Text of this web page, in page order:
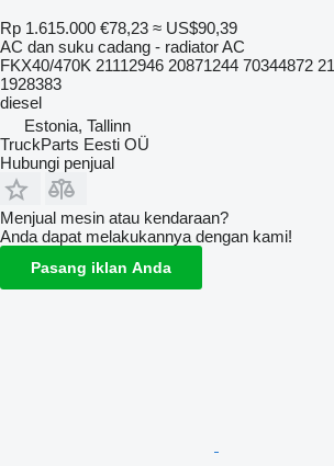
Rp 1.615.000 €78,23 ≈ US$90,39
AC dan suku cadang - radiator AC
FKX40/470K 21112946 20871244 70344872
1928383
diesel
Estonia, Tallinn
TruckParts Eesti OÜ
Hubungi penjual
Menjual mesin atau kendaraan?
Anda dapat melakukannya dengan kami!
Pasang iklan Anda